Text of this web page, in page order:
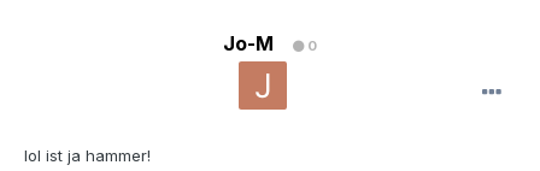
Jo-M 0
lol ist ja hammer!